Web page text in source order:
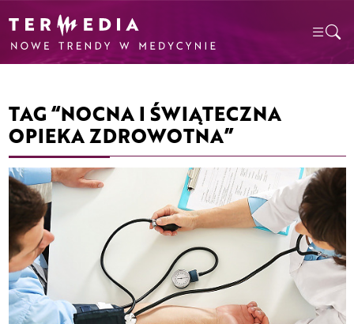
TAG “NOCNA I ŚWIĄTECZNA
OPIEKA ZDROWOTNA”